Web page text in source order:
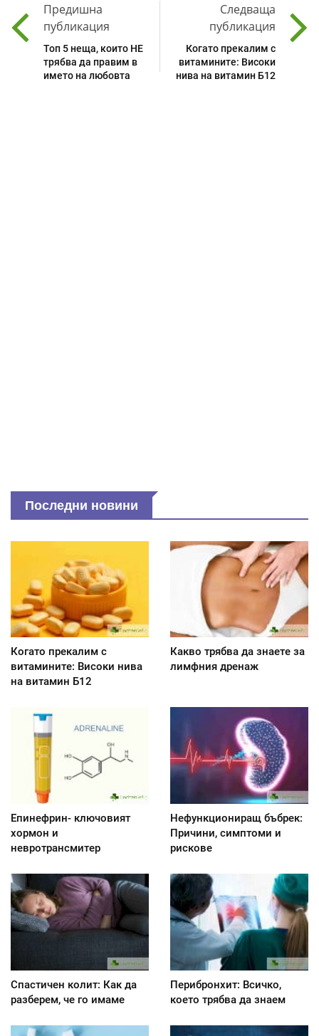
Предишна
публикация
Топ 5 неща, които НЕ
трябва да правим в
името на любовта
Следваща
публикация
Когато прекалим с
витамините: Високи
нива на витамин Б12
Последни новини
Когато прекалим с
витамините: Високи нива
на витамин Б12
Какво трябва да знаете за
лимфния дренаж
Епинефрин- ключовият
хормон и
невротрансмитер
Нефункциониращ бъбрек:
Причини, симптоми и
рискове
Спастичен колит: Как да
разберем, че го имаме
Перибронхит: Всичко,
което трябва да знаем